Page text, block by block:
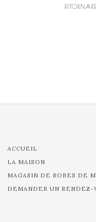
ACCUEIL
LA MAISON
MAGASIN DE ROBES DE
DEMANDER UN RENDEZ-